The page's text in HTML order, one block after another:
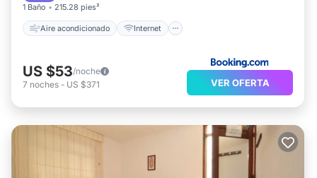
1 Baño 215.28 pies²
Aire acondicionado Internet
US $53/noche
7 noches - US $371 VER OFERTA